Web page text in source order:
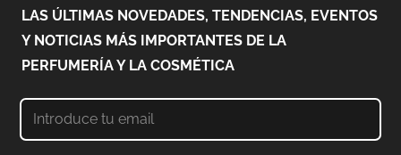
LAS ÚLTIMAS NOVEDADES, TENDENCIAS, EVENTOS
Y NOTICIAS MÁS IMPORTANTES DE LA
PERFUMERÍA Y LA COSMÉTICA